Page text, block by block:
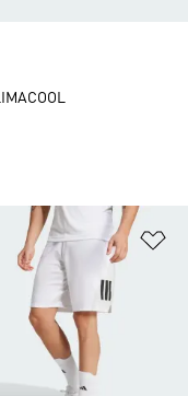
Lista de Desejos